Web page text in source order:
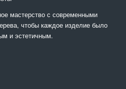
мастерство с современными
чтобы каждое изделие было
и эстетичным.